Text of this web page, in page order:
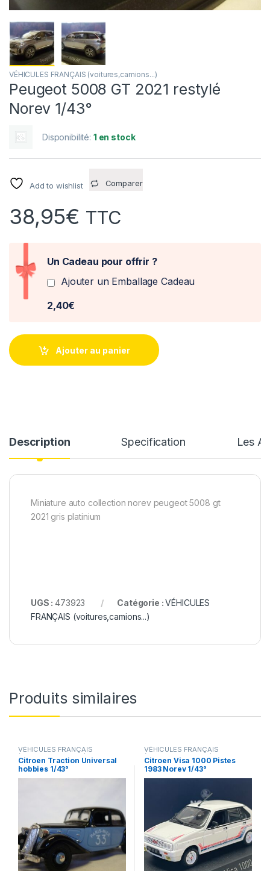
VÉHICULES FRANÇAIS (voitures,camions...)
Peugeot 5008 GT 2021 restylé
Norev 1/43°
Disponibilité: 1 en stock
Add to wishlist Comparer
38,95€ TTC
Un Cadeau pour offrir ?
Ajouter un Emballage Cadeau
2,40€
Ajouter au panier
Description Specification Les
Miniature auto collection norev peugeot 5008 gt
2021 gris platinium
UGS :473923 Catégorie :VÉHICULES
FRANÇAIS (voitures,camions...)
Produits similaires
VÉHICULES FRANÇAIS
(voitures,camions...)
Citroen Traction Universal
hobbies 1/43°
VÉHICULES FRANÇAIS
(voitures,camions...)
Citroen Visa 1000 Pistes
1983 Norev 1/43°